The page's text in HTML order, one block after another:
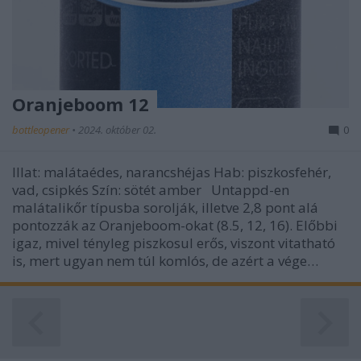
Oranjeboom 12
bottleopener • 2024. október 02. 0
Illat: malátaédes, narancshéjas Hab: piszkosfehér,
vad, csipkés Szín: sötét amber Untappd-en
malátalikőr típusba sorolják, illetve 2,8 pont alá
pontozzák az Oranjeboom-okat (8.5, 12, 16). Előbbi
igaz, mivel tényleg piszkosul erős, viszont vitatható
is, mert ugyan nem túl komlós, de azért a vége…